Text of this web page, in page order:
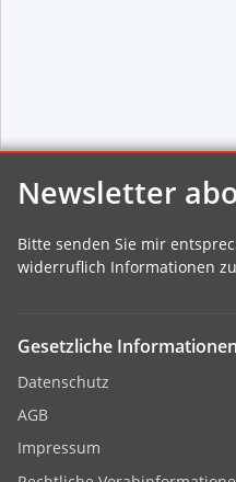
Newsletter
Bitte senden Sie mir
widerruflich Informationen
Gesetzliche Informationen
Datenschutz
AGB
Impressum